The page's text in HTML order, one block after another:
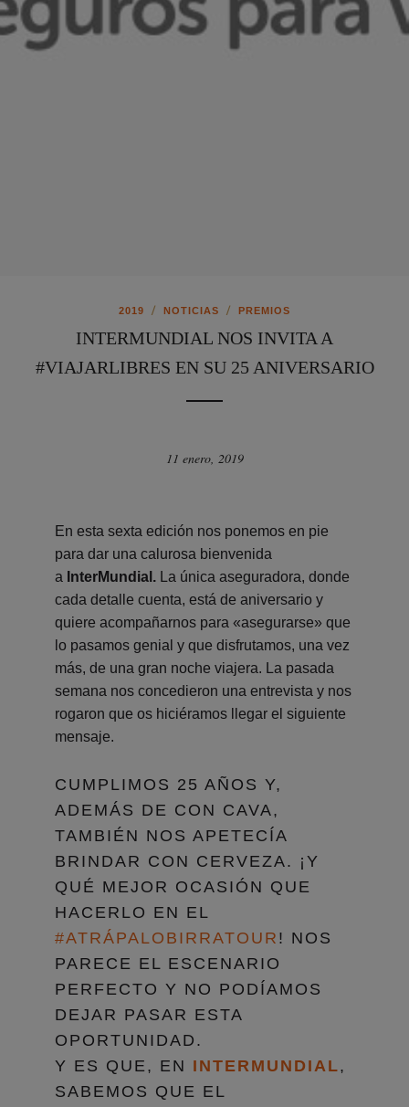
2019 / NOTICIAS / PREMIOS
INTERMUNDIAL NOS INVITA A
#VIAJARLIBRES EN SU 25 ANIVERSARIO
11 enero, 2019
En esta sexta edición nos ponemos en pie
para dar una calurosa bienvenida
a InterMundial. La única aseguradora, donde
cada detalle cuenta, está de aniversario y
quiere acompañarnos para «asegurarse» que
lo pasamos genial y que disfrutamos, una vez
más, de una gran noche viajera. La pasada
semana nos concedieron una entrevista y nos
rogaron que os hiciéramos llegar el siguiente
mensaje.
CUMPLIMOS 25 AÑOS Y,
ADEMÁS DE CON CAVA,
TAMBIÉN NOS APETECÍA
BRINDAR CON CERVEZA. ¡Y
QUÉ MEJOR OCASIÓN QUE
HACERLO EN EL
#ATRÁPALOBIRRATOUR ! NOS
PARECE EL ESCENARIO
PERFECTO Y NO PODÍAMOS
DEJAR PASAR ESTA
OPORTUNIDAD.
Y ES QUE, EN INTERMUNDIAL,
SABEMOS QUE EL